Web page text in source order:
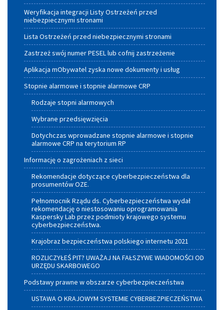
Weryfikacja integracji Listy Ostrzeżeń przed
niebezpiecznymi stronami
Lista Ostrzeżeń przed niebezpiecznymi stronami
Zastrzeż swój numer PESEL lub cofnij zastrzeżenie
Aplikacja mObywatel zyska nowe dokumenty i usług
Stopnie alarmowe i stopnie alarmowe CRP
Rodzaje stopni alarmowych
Wybrane przedsięwzięcia
Dotychczas wprowadzane stopnie alarmowe i stopnie
alarmowe CRP na terytorium RP
Informację o zagrożeniach z sieci
Rekomendacje dotyczące cyberbezpieczeństwa dla
prosumentów OZE.
Pełnomocnik Rządu ds. Cyberbezpieczeństwa wydał
rekomendację o niestosowaniu oprogramowania
Kaspersky Lab przez podmioty krajowego systemu
cyberbezpieczeństwa.
Krajobraz bezpieczeństwa polskiego internetu 2021
ROZLICZYŁEŚ PIT? UWAŻAJ NA FAŁSZYWE WIADOMOŚCI OD
URZĘDU SKARBOWEGO
Podstawy prawne w obszarze cyberbezpieczeństwa
USTAWA O KRAJOWYM SYSTEMIE CYBERBEZPIECZEŃSTWA